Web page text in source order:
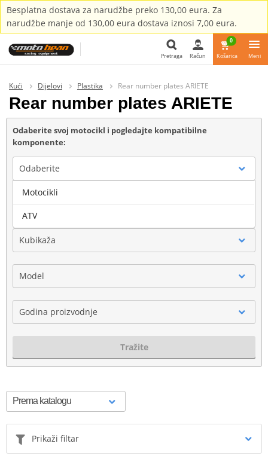
Besplatna dostava za narudžbe preko 130,00 eura. Za
narudžbe manje od 130,00 eura dostava iznosi 7,00 eura.
Pretraga Račun
0
Košarica Meni
Kući Dijelovi Plastika Rear number plates ARIETE
Rear number plates ARIETE
Odaberite svoj motocikl i pogledajte kompatibilne
komponente:
Odaberite
Marka
Kubikaža
Model
Godina proizvodnje
Tražite
Prikaži filtar
Motocikli
ATV